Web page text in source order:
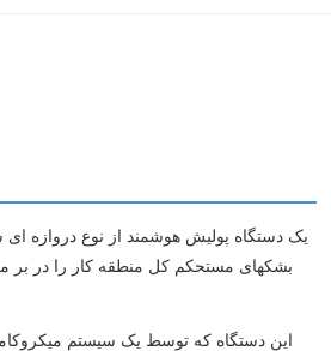
این دستگاه که توسط یک سیستم